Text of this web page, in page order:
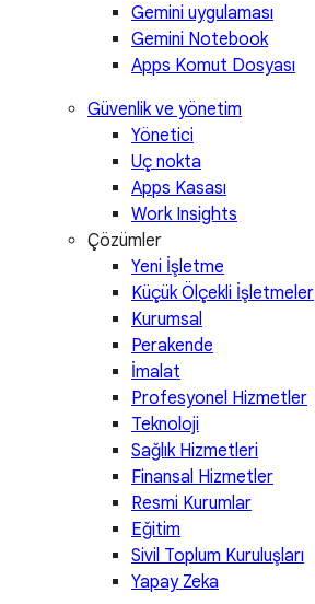
Gemini uygulaması
Gemini Notebook
Apps Komut Dosyası
Güvenlik ve yönetim
Yönetici
Uç nokta
Apps Kasası
Work Insights
Çözümler
Yeni İşletme
Küçük Ölçekli İşletmeler
Kurumsal
Perakende
İmalat
Profesyonel Hizmetler
Teknoloji
Sağlık Hizmetleri
Finansal Hizmetler
Resmi Kurumlar
Eğitim
Sivil Toplum Kuruluşları
Yapay Zeka